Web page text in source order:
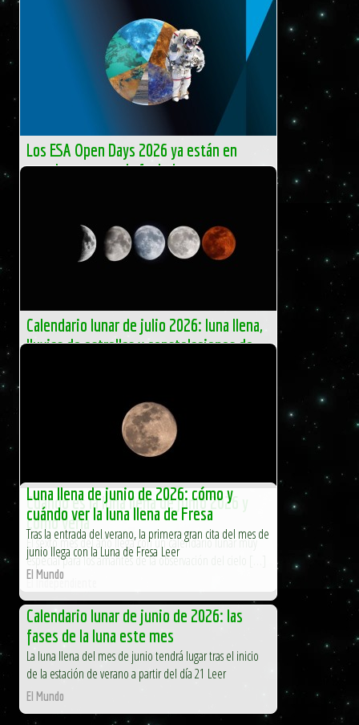
Los ESA Open Days 2026 ya están en
marcha: ¡reserva la fecha!
los preparativos para dar la bienvenida a miles de
Calendario lunar de julio 2026: luna llena,
lluvias de estrellas y constelaciones de
cielos habitualmente despejados convierten a España en
Cuándo es la luna llena de junio 2026 y
cómo verla
El sexto mes del año llega con un calendario lunar muy
especial para los amantes de la observación del cielo […]
El Independiente
Luna llena de junio de 2026: cómo y
cuándo ver la luna llena de Fresa
Tras la entrada del verano, la primera gran cita del mes de
junio llega con la Luna de Fresa Leer
El Mundo
Calendario lunar de junio de 2026: las
fases de la luna este mes
La luna llena del mes de junio tendrá lugar tras el inicio
de la estación de verano a partir del día 21 Leer
El Mundo